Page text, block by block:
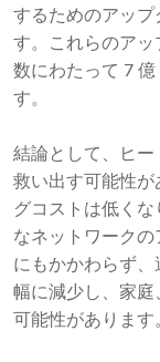
するためのアップ
す。これらのア
数にわたって 7
す。
結論として、ヒー
救い出す可能性
グコストは低く
なネットワーク
にもかかわらず
幅に減少し、家
可能性があります